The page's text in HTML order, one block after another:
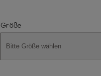
Größe
Bitte Größe wählen